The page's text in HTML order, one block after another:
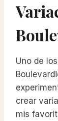
Uno de
crear
mis